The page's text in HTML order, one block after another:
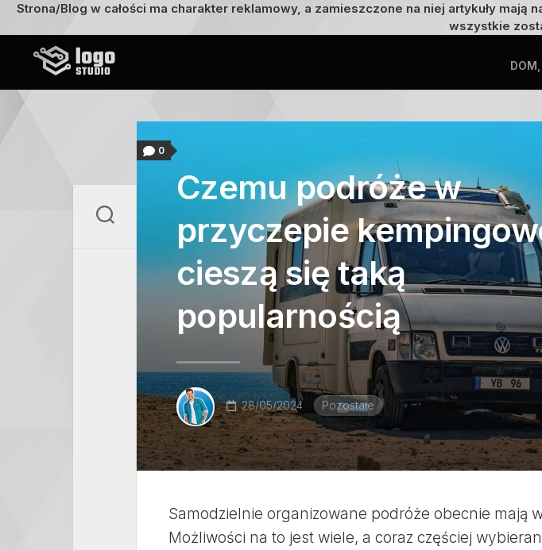
Strona/Blog w całości ma charakter reklamowy, a zamieszczone na niej artykuły
wszystkie
0
Czemu podróże w
przyczepie
cieszą się taką
popularnością
28/05/2024 Pozostałe
Samodzielnie organizowane podróże obecnie mają
Możliwości na to jest wiele, a coraz częściej